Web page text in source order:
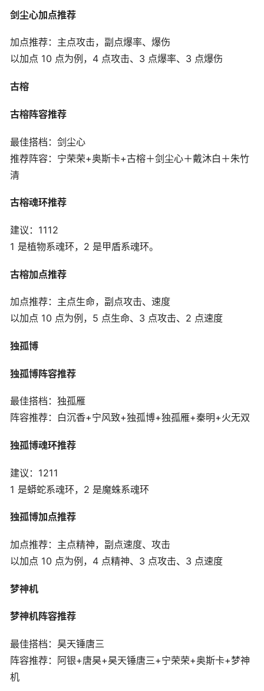
剑尘心加点推荐
加点推荐：主点攻击，副点爆率、爆伤
以加点 10 点为例，4 点攻击、3 点爆率、3 点爆伤
古榕
古榕阵容推荐
最佳搭档：剑尘心
推荐阵容：宁荣荣+奥斯卡+古榕＋剑尘心＋戴沐白＋朱竹
清
古榕魂环推荐
建议：1112
1 是植物系魂环，2 是甲盾系魂环。
古榕加点推荐
加点推荐：主点生命，副点攻击、速度
以加点 10 点为例，5 点生命、3 点攻击、2 点速度
独孤博
独孤博阵容推荐
最佳搭档：独孤雁
阵容推荐：白沉香+宁风致+独孤博+独孤雁+秦明+火无双
独孤博魂环推荐
建议：1211
1 是蟒蛇系魂环，2 是魔蛛系魂环
独孤博加点推荐
加点推荐：主点精神，副点速度、攻击
以加点 10 点为例，4 点精神、3 点攻击、3 点速度
梦神机
梦神机阵容推荐
最佳搭档：昊天锤唐三
阵容推荐：阿银+唐昊+昊天锤唐三+宁荣荣+奥斯卡+梦神
机